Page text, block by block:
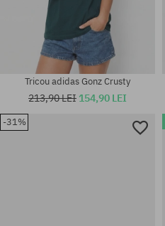
Mărimi existente:
Tricou adidas Gonz Crusty
213,90 LEI 154,90 LEI
-31%